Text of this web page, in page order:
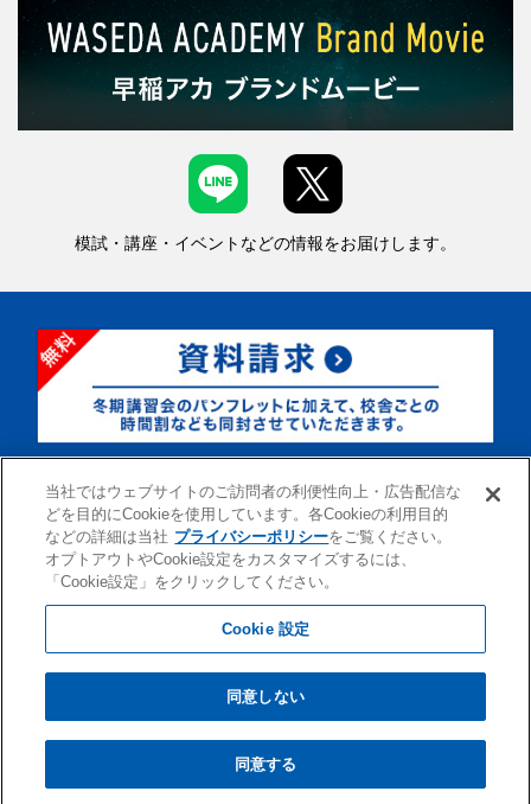
模試・講座・イベントなどの情報をお届けします。
お電話でのお問い合わせは最寄りの 早稲田アカデミー各校舎
までご連絡ください。
株式会社早稲田アカデミー
採用情報 閲覧環境
プライバシーポリシー
個人情報の利用目的・取扱いに関する公表事項
Copyright © 2009 WASEDA ACADEMY CO., LTD. All Rights Reserved.
当社ではウェブサイトのご訪問者の利便性向上・広告配信な
どを目的にCookieを使用しています。各Cookieの利用目的
などの詳細は当社 プライバシーポリシーをご覧ください。
オプトアウトやCookie設定をカスタマイズするには、
「Cookie設定」をクリックしてください。
Cookie 設定
同意しない
同意する